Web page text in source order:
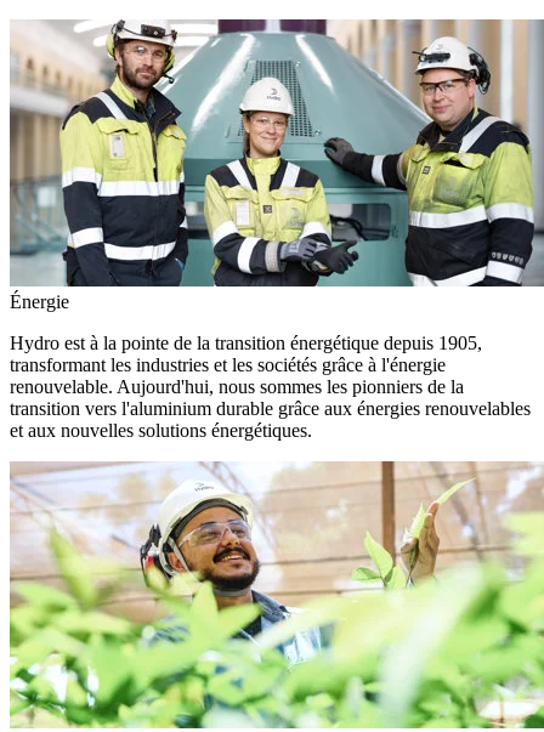
Énergie
Hydro est à la pointe de la transition énergétique depuis 1905,
transformant les industries et les sociétés grâce à l'énergie
renouvelable. Aujourd'hui, nous sommes les pionniers de la
transition vers l'aluminium durable grâce aux énergies renouvelables
et aux nouvelles solutions énergétiques.